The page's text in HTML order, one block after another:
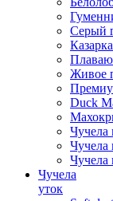
Серый
Казарка
Живое
Duck
Чучела
Чучела
Чучела
Чучела
уток